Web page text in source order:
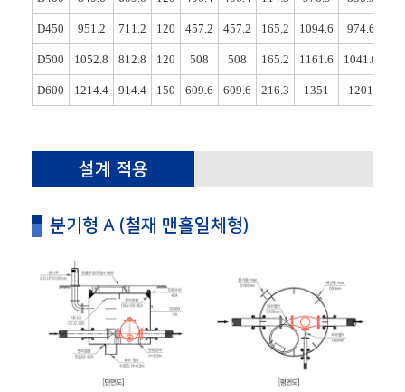
D450 951.2 711.2 120 457.2 457.2 165.2 1094.6 974.6
D500 1052.8 812.8 120 508 508 165.2 1161.6 1041.6
D600 1214.4 914.4 150 609.6 609.6 216.3 1351 1201
설계 적용
분기형 A (철재 맨홀일체형)